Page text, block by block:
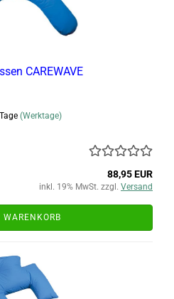
CAREWAVE
(Werktage)
88,95 EUR
inkl. 19% MwSt. zzgl. Versand
WARENKORB